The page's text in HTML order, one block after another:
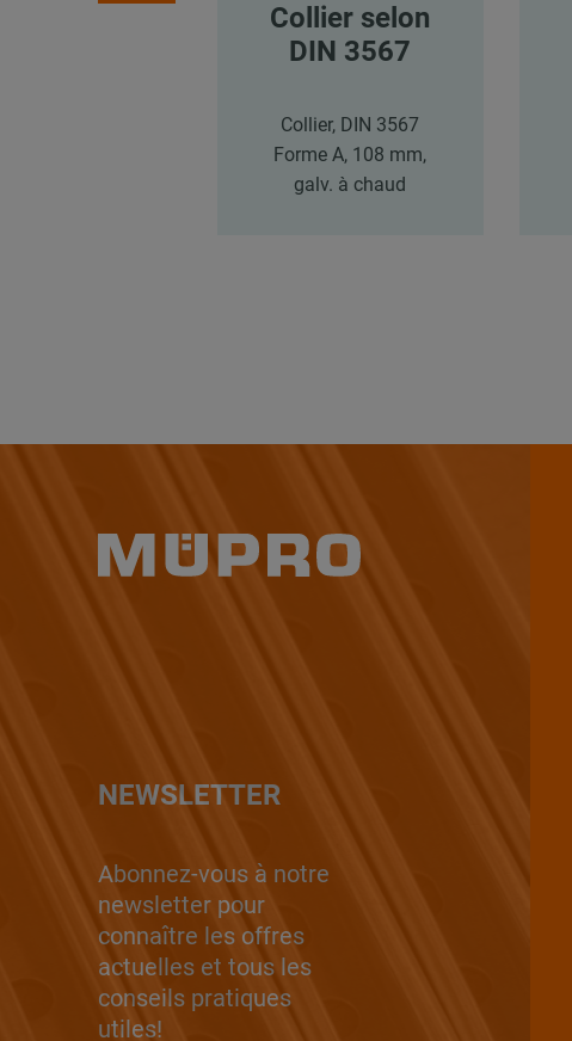
Collier selon
DIN 3567
Collier, DIN 3567
Forme A, 108 mm,
galv. à chaud
NEWSLETTER
Abonnez-vous à notre
newsletter pour
connaître les offres
actuelles et tous les
conseils pratiques
utiles!